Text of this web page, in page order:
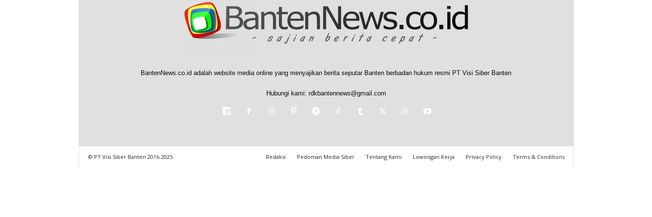
BantenNews.co.id adalah website media online yang menyajikan berita seputar Banten berbadan hukum resmi PT Visi Siber Banten
Hubungi kami: rdkbantennews@gmail.com
Redaksi Pedoman Media Siber Tentang Kami Lowongan Kerja Privacy Policy Terms & Conditions
© PT Visi Siber Banten 2016-2025